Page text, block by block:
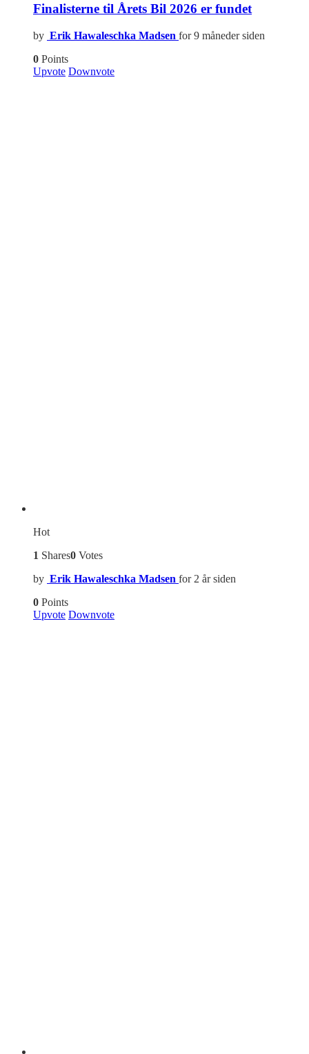
Finalisterne til Årets Bil 2026 er fundet
by Erik Hawaleschka Madsen for 9 måneder siden
0 Points
Upvote Downvote
Hot
1 Shares0 Votes
by Erik Hawaleschka Madsen for 2 år siden
0 Points
Upvote Downvote